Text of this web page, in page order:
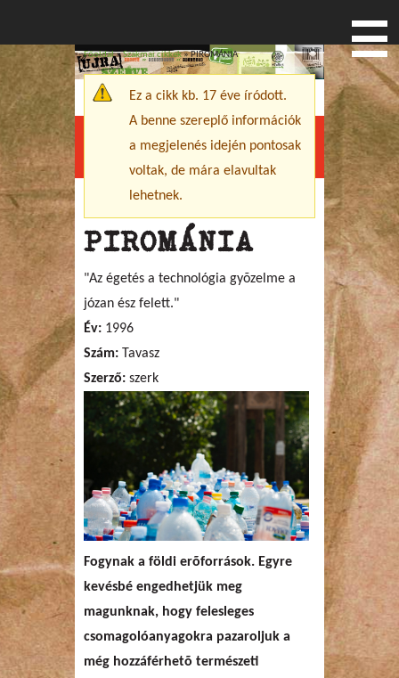
Menu
Jelenlegi hely
Főoldal»Szakmai cikkek» PIROMÁNIA
Figyelmeztető üzenet
Ez a cikk kb. 17 éve íródott.
A benne szereplő információk
a megjelenés idején pontosak
voltak, de mára elavultak
lehetnek.
PIROMÁNIA
"Az égetés a technológia gyõzelme a
józan ész felett."
Év: 1996
Szám: Tavasz
Szerző: szerk
Fogynak a földi erõforrások. Egyre
kevésbé engedhetjük meg
magunknak, hogy felesleges
csomagolóanyagokra pazaroljuk a
még hozzáférhetõ természeti